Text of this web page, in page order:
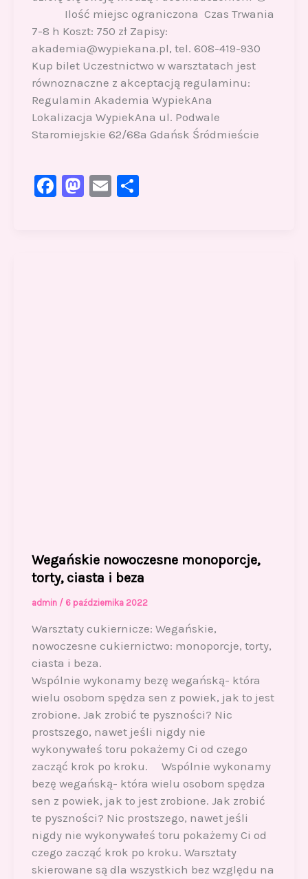
Ilość miejsc ograniczona Czas Trwania
7-8 h Koszt: 750 zł Zapisy:
akademia@wypiekana.pl, tel. 608-419-930
Kup bilet Uczestnictwo w warsztatach jest
równoznaczne z akceptacją regulaminu:
Regulamin Akademia WypiekAna
Lokalizacja WypiekAna ul. Podwale
Staromiejskie 62/68a Gdańsk Śródmieście
F
M
E
Wegańskie nowoczesne monoporcje,
torty, ciasta i beza
admin / 6 października 2022
Warsztaty cukiernicze: Wegańskie,
nowoczesne cukiernictwo: monoporcje, torty,
ciasta i beza.
Wspólnie wykonamy bezę wegańską- która
wielu osobom spędza sen z powiek, jak to jest
zrobione. Jak zrobić te pyszności? Nic
prostszego, nawet jeśli nigdy nie
wykonywałeś toru pokażemy Ci od czego
zacząć krok po kroku. Wspólnie wykonamy
bezę wegańską- która wielu osobom spędza
sen z powiek, jak to jest zrobione. Jak zrobić
te pyszności? Nic prostszego, nawet jeśli
nigdy nie wykonywałeś toru pokażemy Ci od
czego zacząć krok po kroku. Warsztaty
skierowane są dla wszystkich bez względu na